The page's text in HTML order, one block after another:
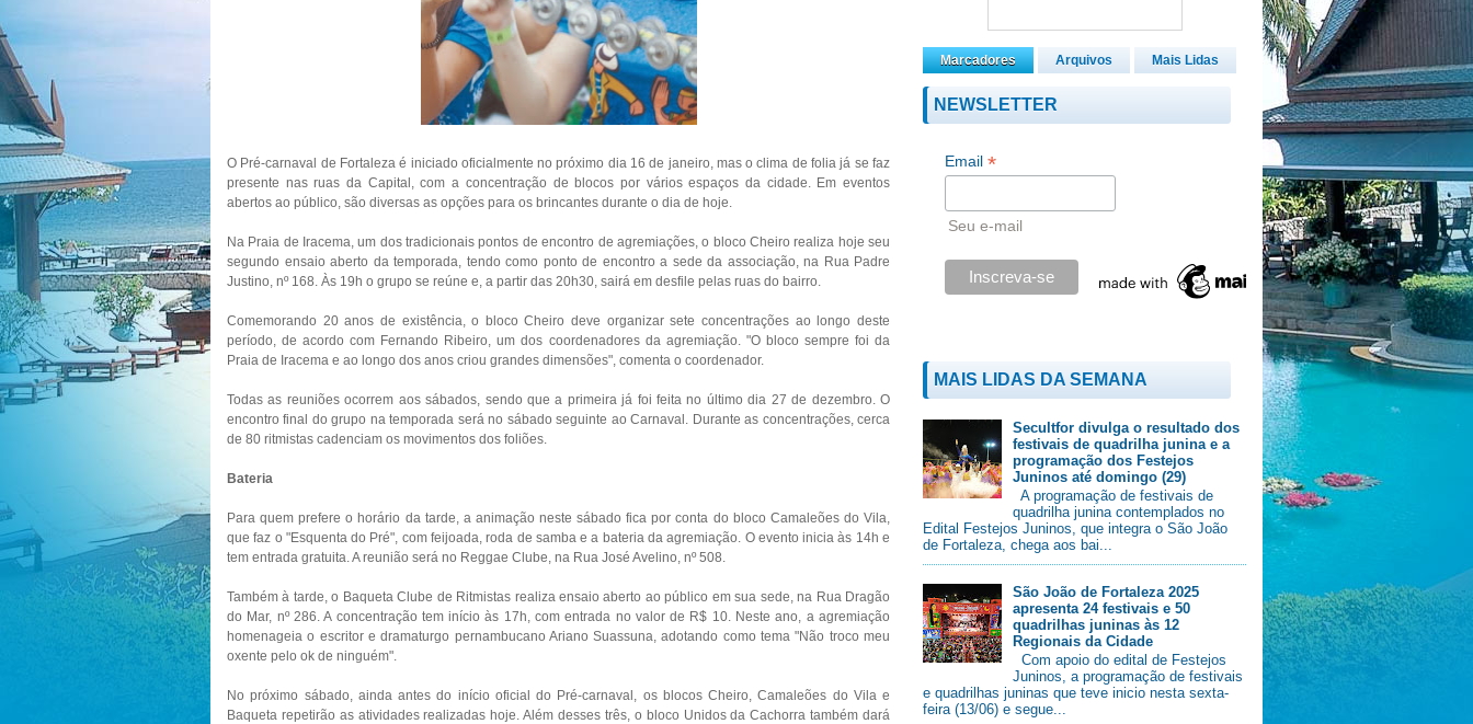
O Pré-carnaval de Fortaleza é iniciado oficialmente no próximo dia 16 de janeiro, mas o clima de folia já se faz
presente nas ruas da Capital, com a concentração de blocos por vários espaços da cidade. Em eventos
abertos ao público, são diversas as opções para os brincantes durante o dia de hoje.
Na Praia de Iracema, um dos tradicionais pontos de encontro de agremiações, o bloco Cheiro realiza hoje seu
segundo ensaio aberto da temporada, tendo como ponto de encontro a sede da associação, na Rua Padre
Justino, nº 168. Às 19h o grupo se reúne e, a partir das 20h30, sairá em desfile pelas ruas do bairro.
Comemorando 20 anos de existência, o bloco Cheiro deve organizar sete concentrações ao longo deste
período, de acordo com Fernando Ribeiro, um dos coordenadores da agremiação. "O bloco sempre foi da
Praia de Iracema e ao longo dos anos criou grandes dimensões", comenta o coordenador.
Todas as reuniões ocorrem aos sábados, sendo que a primeira já foi feita no último dia 27 de dezembro. O
encontro final do grupo na temporada será no sábado seguinte ao Carnaval. Durante as concentrações, cerca
de 80 ritmistas cadenciam os movimentos dos foliões.
Bateria
Para quem prefere o horário da tarde, a animação neste sábado fica por conta do bloco Camaleões do Vila,
que faz o "Esquenta do Pré", com feijoada, roda de samba e a bateria da agremiação. O evento inicia às 14h e
tem entrada gratuita. A reunião será no Reggae Clube, na Rua José Avelino, nº 508.
Também à tarde, o Baqueta Clube de Ritmistas realiza ensaio aberto ao público em sua sede, na Rua Dragão
do Mar, nº 286. A concentração tem início às 17h, com entrada no valor de R$ 10. Neste ano, a agremiação
homenageia o escritor e dramaturgo pernambucano Ariano Suassuna, adotando como tema "Não troco meu
oxente pelo ok de ninguém".
No próximo sábado, ainda antes do início oficial do Pré-carnaval, os blocos Cheiro, Camaleões do Vila e
Baqueta repetirão as atividades realizadas hoje. Além desses três, o bloco Unidos da Cachorra também dará
Marcadores Arquivos Mais Lidas
NEWSLETTER
Email *
Seu e-mail
MAIS LIDAS DA SEMANA
Secultfor divulga o resultado dos
festivais de quadrilha junina e a
programação dos Festejos
Juninos até domingo (29)
A programação de festivais de
quadrilha junina contemplados no
Edital Festejos Juninos, que integra o São João
de Fortaleza, chega aos bai...
São João de Fortaleza 2025
apresenta 24 festivais e 50
quadrilhas juninas às 12
Regionais da Cidade
Com apoio do edital de Festejos
Juninos, a programação de festivais
e quadrilhas juninas que teve inicio nesta sexta-
feira (13/06) e segue...